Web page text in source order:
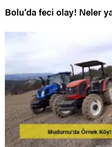
Bolu’da feci olay! Neler